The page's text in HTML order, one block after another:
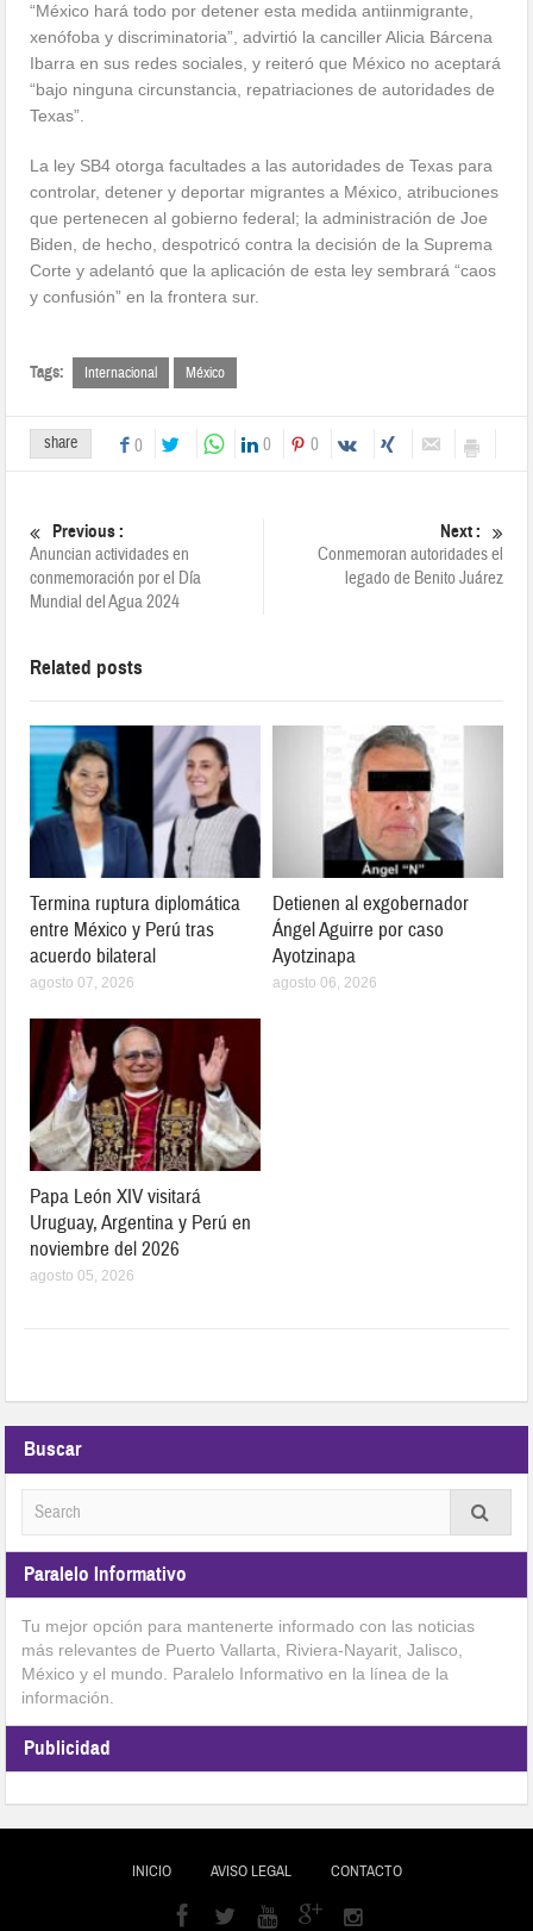
“México hará todo por detener esta medida antiinmigrante,
xenófoba y discriminatoria”, advirtió la canciller Alicia Bárcena
Ibarra en sus redes sociales, y reiteró que México no aceptará
“bajo ninguna circunstancia, repatriaciones de autoridades de
Texas”.
La ley SB4 otorga facultades a las autoridades de Texas para
controlar, detener y deportar migrantes a México, atribuciones
que pertenecen al gobierno federal; la administración de Joe
Biden, de hecho, despotricó contra la decisión de la Suprema
Corte y adelantó que la aplicación de esta ley sembrará “caos
y confusión” en la frontera sur.
Tags: Internacional México
share 0 0 0
Previous :
Anuncian actividades en
conmemoración por el Día
Mundial del Agua 2024
Next :
Conmemoran autoridades el
legado de Benito Juárez
Related posts
Termina ruptura diplomática
entre México y Perú tras
acuerdo bilateral
agosto 07, 2026
Detienen al exgobernador
Ángel Aguirre por caso
Ayotzinapa
agosto 06, 2026
Papa León XIV visitará
Uruguay, Argentina y Perú en
noviembre del 2026
agosto 05, 2026
Buscar
Paralelo Informativo
Tu mejor opción para mantenerte informado con las noticias
más relevantes de Puerto Vallarta, Riviera-Nayarit, Jalisco,
México y el mundo. Paralelo Informativo en la línea de la
información.
Publicidad
INICIO AVISO LEGAL CONTACTO